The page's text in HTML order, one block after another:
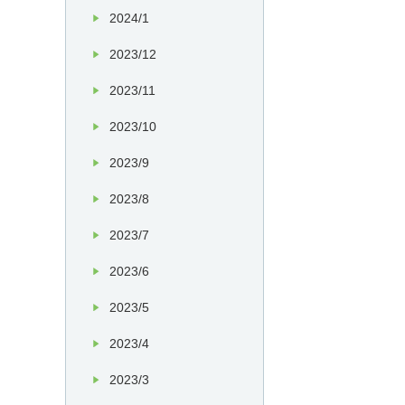
2024/1
2023/12
2023/11
2023/10
2023/9
2023/8
2023/7
2023/6
2023/5
2023/4
2023/3